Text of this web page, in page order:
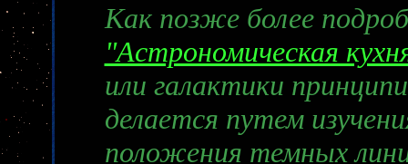
Как позже более
"Астрономическая
или галактики
делается путем
положения темных